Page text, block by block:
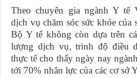
Theo chuyên gia ngành Y tế
dịch vụ chăm sóc sức khỏe của
Bộ Y tế không còn dựa trên
lượng dịch vụ, trình độ điều
thực tế cho thấy ngày nay
tới 70% nhân lực của các cơ sở